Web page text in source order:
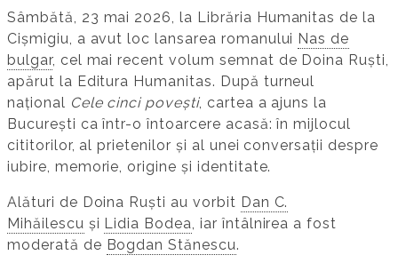
Sâmbătă, 23 mai 2026, la Librăria Humanitas de la
Cișmigiu, a avut loc lansarea romanului Nas de
bulgar, cel mai recent volum semnat de Doina Ruști,
apărut la Editura Humanitas. După turneul
național Cele cinci povești, cartea a ajuns la
București ca într-o întoarcere acasă: în mijlocul
cititorilor, al prietenilor și al unei conversații despre
iubire, memorie, origine și identitate.
Alături de Doina Ruști au vorbit Dan C.
Mihăilescu și Lidia Bodea, iar întâlnirea a fost
moderată de Bogdan Stănescu.